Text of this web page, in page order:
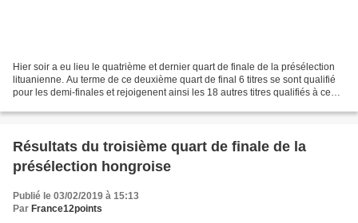
Hier soir a eu lieu le quatrième et dernier quart de finale de la présélection
lituanienne. Au terme de ce deuxième quart de final 6 titres se sont qualifié
pour les demi-finales et rejoigenent ainsi les 18 autres titres qualifiés à ce
Résultats du troisième quart de finale de la
présélection hongroise
Publié le 03/02/2019 à 15:13
Par France12points